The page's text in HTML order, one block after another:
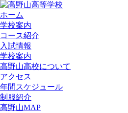
ホーム
学校案内
コース紹介
入試情報
学校案内
高野山高校について
アクセス
年間スケジュール
制服紹介
高野山MAP